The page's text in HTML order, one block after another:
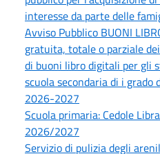
interesse da parte delle
Avviso Pubblico BUONI
gratuita, totale o parziale
di buoni libro digitali per gli
scuola secondaria di i
2026-2027
Scuola primaria: Cedole
2026/2027
Servizio di pulizia degli